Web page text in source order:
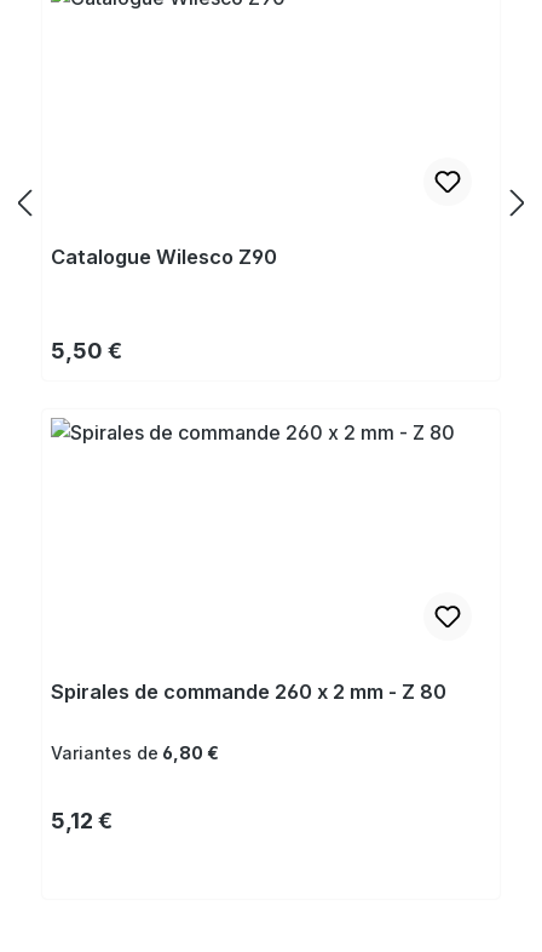
Catalogue Wilesco Z90
Prix régulier :
5,50 €
Spirales de commande 260 x 2 mm - Z 80
Variantes de 6,80 €
Prix régulier :
5,12 €